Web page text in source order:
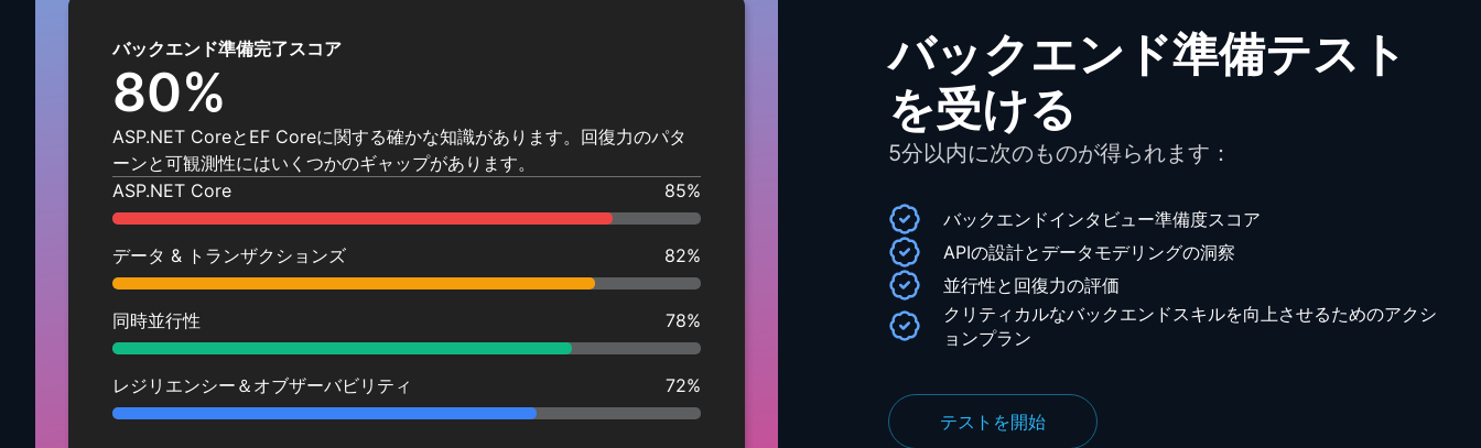
バックエンド準備完了スコア
80%
ASP.NET CoreとEF Coreに関する確かな知識があります。回復力のパタ
ーンと可観測性にはいくつかのギャップがあります。
ASP.NET Core
85%
データ & トランザクションズ 82%
同時並行性 78%
レジリエンシー＆オブザーバビリティ 72%
バックエンド準備テスト
を受ける
5分以内に次のものが得られます：
バックエンドインタビュー準備度スコア
APIの設計とデータモデリングの洞察
並行性と回復力の評価
クリティカルなバックエンドスキルを向上させるためのアクシ
ョンプラン
テストを開始